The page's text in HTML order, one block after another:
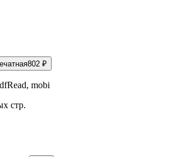
802 ₽
mobi
стр.